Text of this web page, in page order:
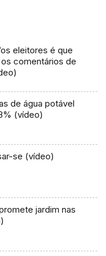
eleitores é que
comentários de
de água potável
(vídeo)
se (vídeo)
jardim nas